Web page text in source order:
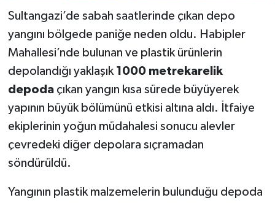
Sultangazi’de sabah saatlerinde çıkan depo
yangını bölgede paniğe neden oldu. Habipler
Mahallesi’nde bulunan ve plastik ürünlerin
depolandığı yaklaşık 1000 metrekarelik
depodaçıkan yangın kısa sürede büyüyerek
yapının büyük bölümünü etkisi altına aldı. İtfaiye
ekiplerinin yoğun müdahalesi sonucu alevler
çevredeki diğer depolara sıçramadan
söndürüldü.
Yangının plastik malzemelerin bulunduğu depoda